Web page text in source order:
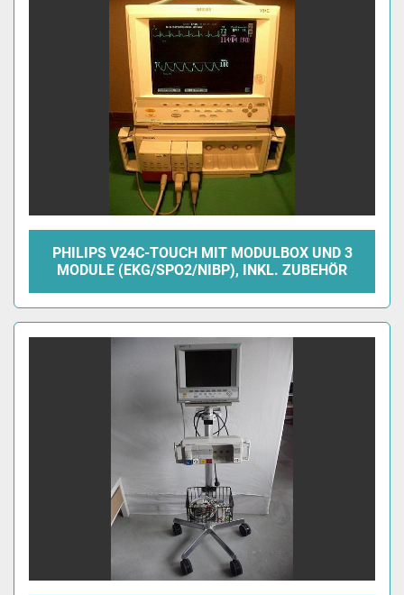
PHILIPS V24C-TOUCH MIT MODULBOX UND 3
MODULE (EKG/SPO2/NIBP), INKL. ZUBEHÖR